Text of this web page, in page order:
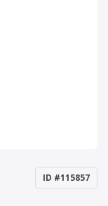
ID #115857